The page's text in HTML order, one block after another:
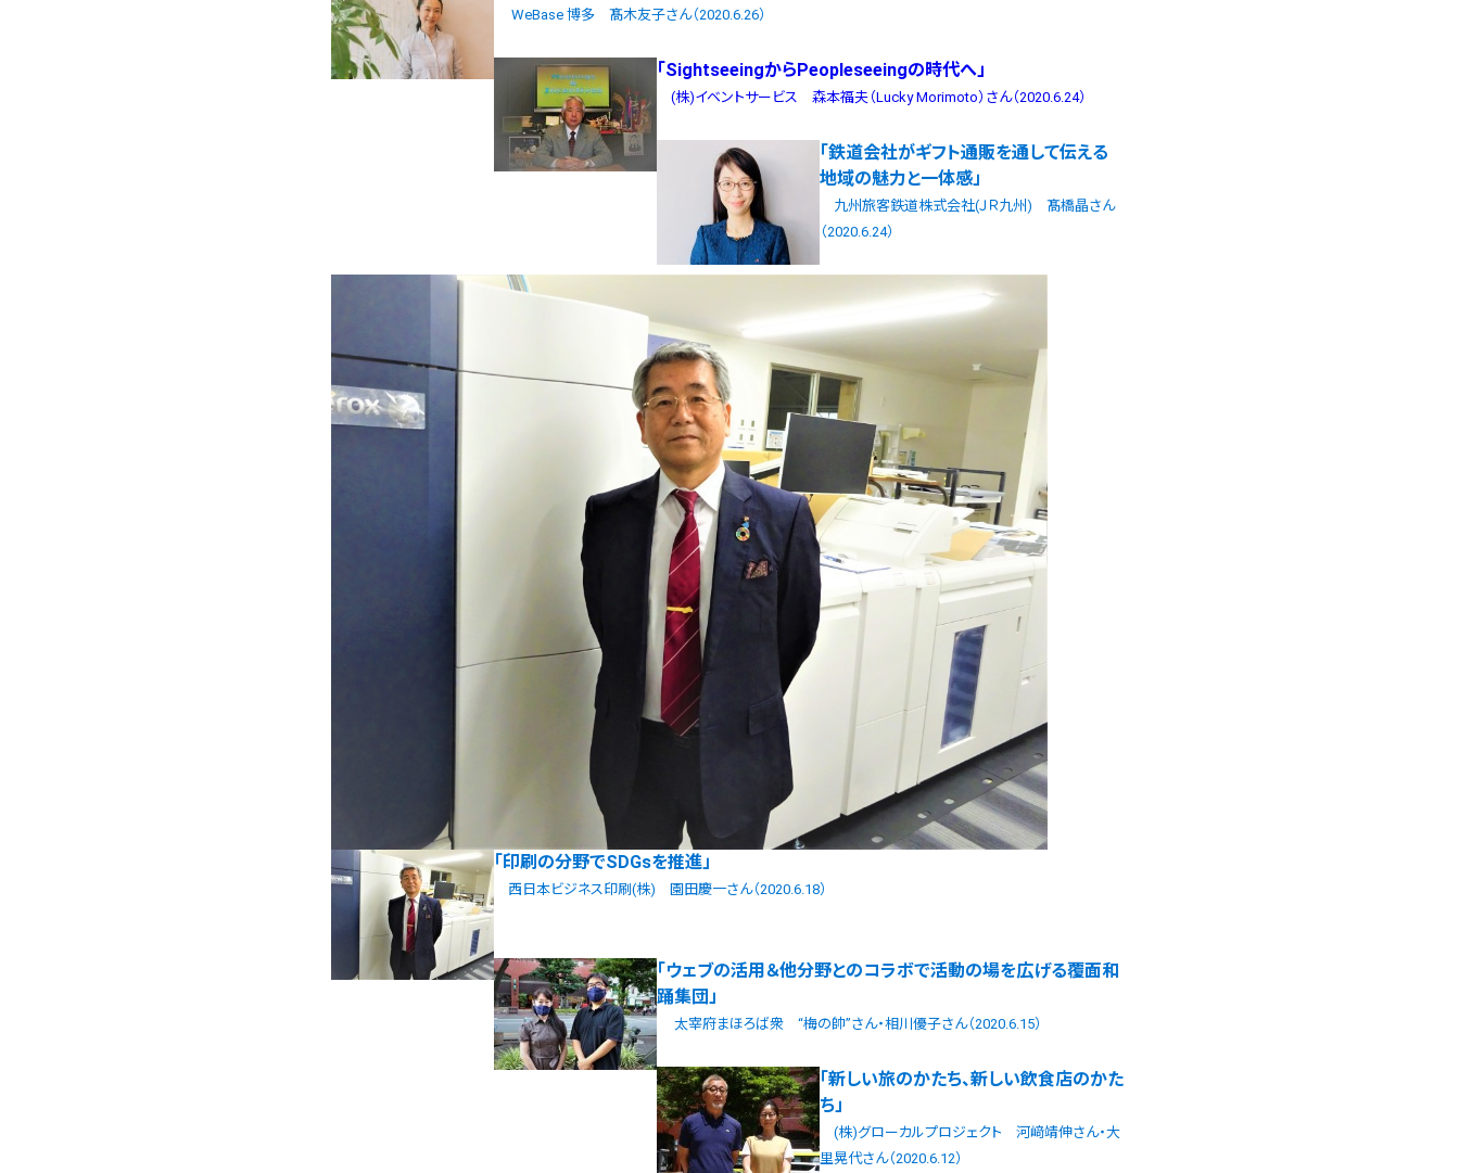
WeBase 博多 髙木友子さん（2020.6.26）
「SightseeingからPeopleseeingの時代へ」
(株)イベントサービス 森本福夫（Lucky Morimoto）さん（2020.6.24）
「鉄道会社がギフト通販を通して伝える
地域の魅力と一体感」
九州旅客鉄道株式会社(ＪＲ九州) 髙橋晶さん
（2020.6.24）
「印刷の分野でSDGsを推進」
西日本ビジネス印刷(株) 園田慶一さん（2020.6.18）
「ウェブの活用＆他分野とのコラボで活動の場を広げる覆面和
踊集団」
太宰府まほろば衆 “梅の帥”さん・相川優子さん（2020.6.15）
「新しい旅のかたち、新しい飲食店のかた
ち」
(株)グローカルプロジェクト 河﨑靖伸さん・大
里晃代さん（2020.6.12）